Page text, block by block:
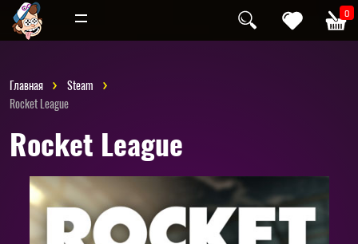
0
Инди
Главная
Steam
Rocket League
Rocket League